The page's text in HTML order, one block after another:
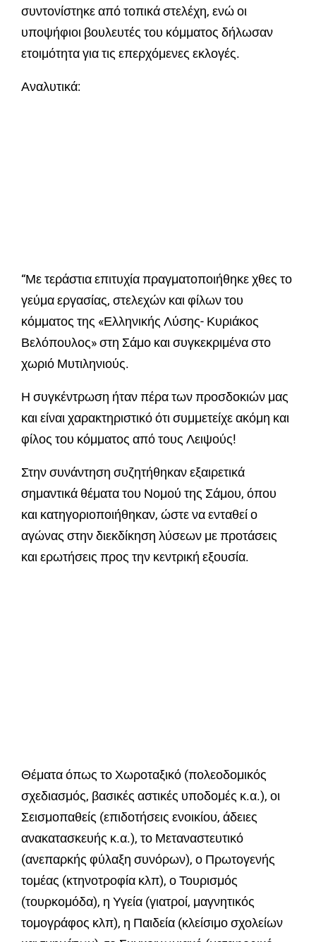
συντονίστηκε από τοπικά στελέχη, ενώ οι
υποψήφιοι βουλευτές του κόμματος δήλωσαν
ετοιμότητα για τις επερχόμενες εκλογές.
Αναλυτικά:
“Με τεράστια επιτυχία πραγματοποιήθηκε χθες το
γεύμα εργασίας, στελεχών και φίλων του
κόμματος της «Ελληνικής Λύσης- Κυριάκος
Βελόπουλος» στη Σάμο και συγκεκριμένα στο
χωριό Μυτιληνιούς.
Η συγκέντρωση ήταν πέρα των προσδοκιών μας
και είναι χαρακτηριστικό ότι συμμετείχε ακόμη και
φίλος του κόμματος από τους Λειψούς!
Στην συνάντηση συζητήθηκαν εξαιρετικά
σημαντικά θέματα του Νομού της Σάμου, όπου
και κατηγοριοποιήθηκαν, ώστε να ενταθεί ο
αγώνας στην διεκδίκηση λύσεων με προτάσεις
και ερωτήσεις προς την κεντρική εξουσία.
Θέματα όπως το Χωροταξικό (πολεοδομικός
σχεδιασμός, βασικές αστικές υποδομές κ.α.), οι
Σεισμοπαθείς (επιδοτήσεις ενοικίου, άδειες
ανακατασκευής κ.α.), το Μεταναστευτικό
(ανεπαρκής φύλαξη συνόρων), ο Πρωτογενής
τομέας (κτηνοτροφία κλπ), ο Τουρισμός
(τουρκομόδα), η Υγεία (γιατροί, μαγνητικός
τομογράφος κλπ), η Παιδεία (κλείσιμο σχολείων